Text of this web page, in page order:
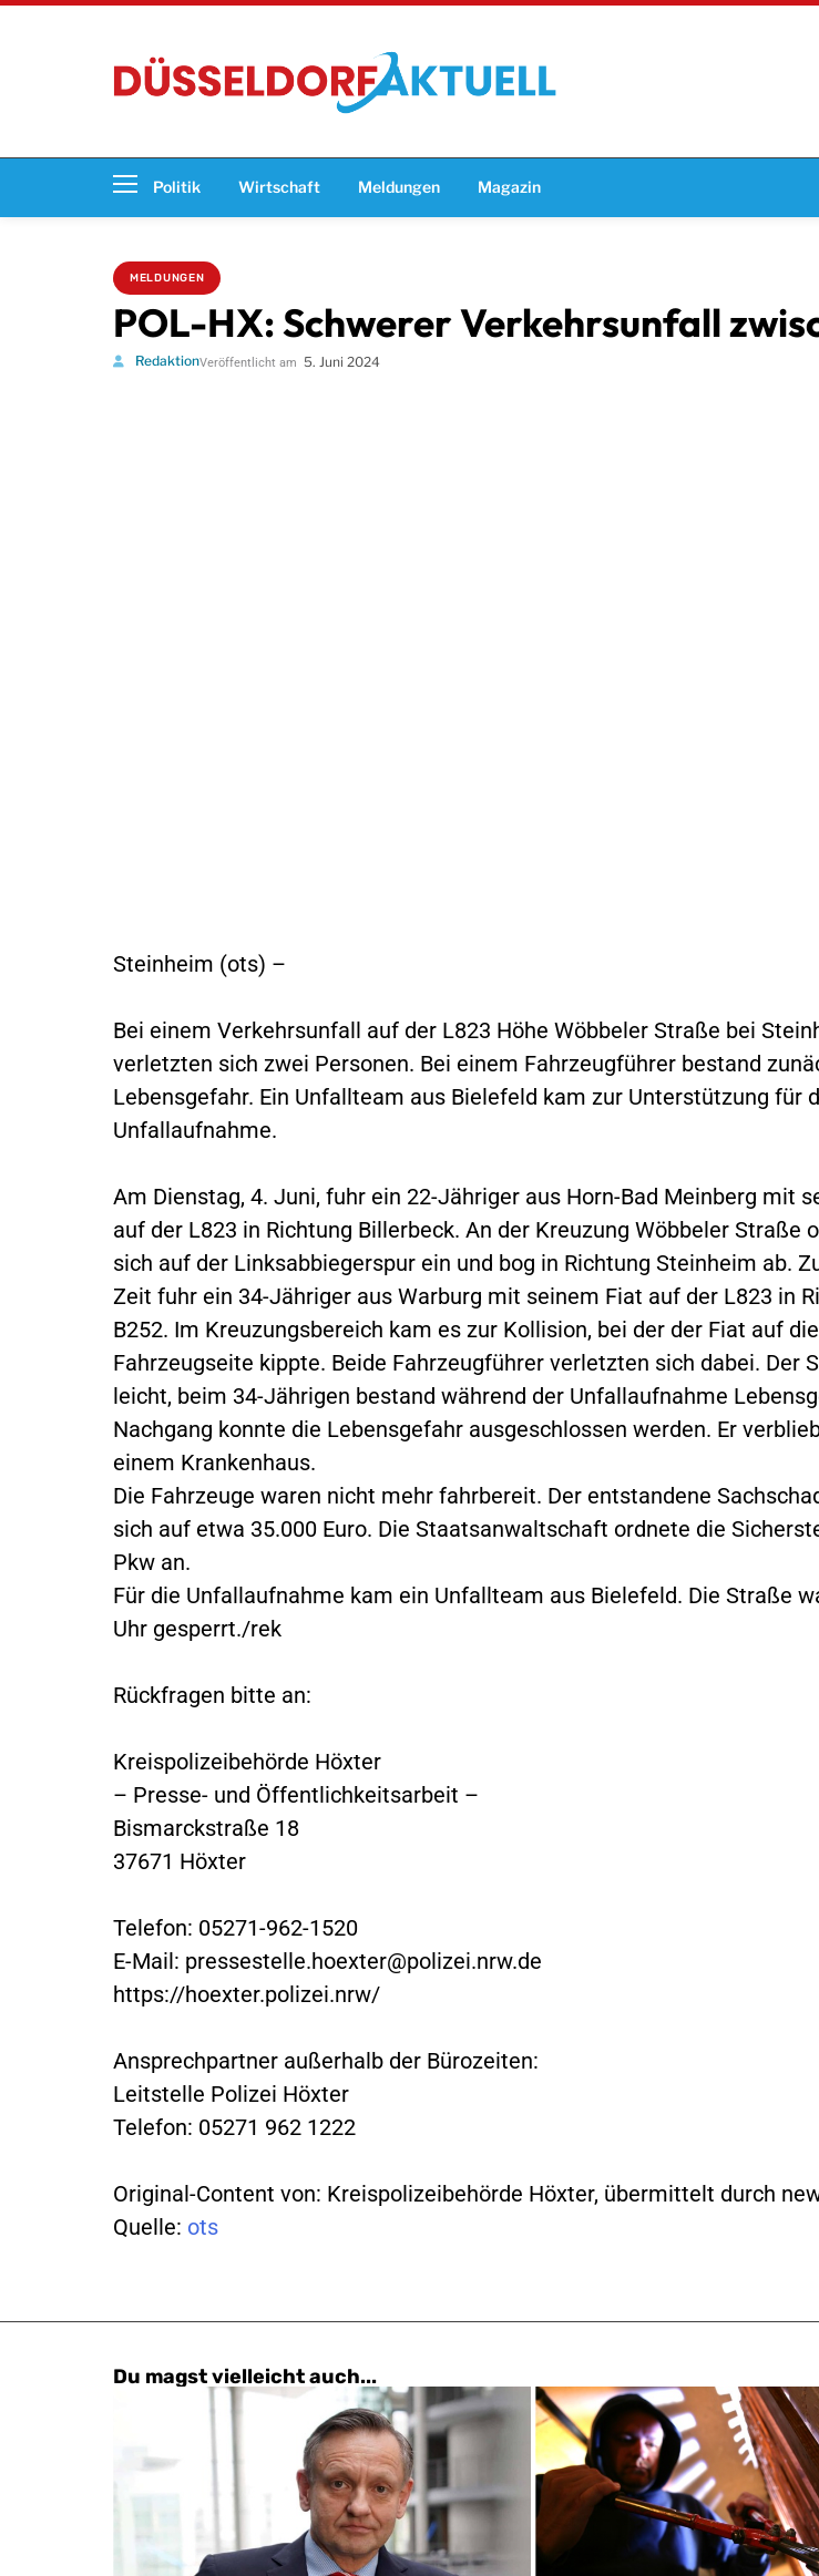
Politik Wirtschaft Meldungen Magazin
MELDUNGEN
POL-HX: Schwerer Verkehrsunfall
RedaktionVeröffentlicht am 5. Juni 2024
Steinheim (ots) –
Bei einem Verkehrsunfall auf der L823 Höhe Wöbbeler Straße bei
verletzten sich zwei Personen. Bei einem Fahrzeugführer bestand
Lebensgefahr. Ein Unfallteam aus Bielefeld kam zur Unterstützung für
Unfallaufnahme.
Am Dienstag, 4. Juni, fuhr ein 22-Jähriger aus Horn-Bad Meinberg mit
auf der L823 in Richtung Billerbeck. An der Kreuzung Wöbbeler Straße
sich auf der Linksabbiegerspur ein und bog in Richtung Steinheim ab.
Zeit fuhr ein 34-Jähriger aus Warburg mit seinem Fiat auf der L823 in
B252. Im Kreuzungsbereich kam es zur Kollision, bei der der Fiat auf
Fahrzeugseite kippte. Beide Fahrzeugführer verletzten sich dabei. Der
leicht, beim 34-Jährigen bestand während der Unfallaufnahme
Nachgang konnte die Lebensgefahr ausgeschlossen werden. Er
einem Krankenhaus.
Die Fahrzeuge waren nicht mehr fahrbereit. Der entstandene
sich auf etwa 35.000 Euro. Die Staatsanwaltschaft ordnete die
Pkw an.
Für die Unfallaufnahme kam ein Unfallteam aus Bielefeld. Die Straße
Uhr gesperrt./rek
Rückfragen bitte an:
Kreispolizeibehörde Höxter
– Presse- und Öffentlichkeitsarbeit –
Bismarckstraße 18
37671 Höxter
Telefon: 05271-962-1520
E-Mail: pressestelle.hoexter@polizei.nrw.de
https://hoexter.polizei.nrw/
Ansprechpartner außerhalb der Bürozeiten:
Leitstelle Polizei Höxter
Telefon: 05271 962 1222
Original-Content von: Kreispolizeibehörde Höxter, übermittelt durch
Quelle: ots
Du magst vielleicht auch...